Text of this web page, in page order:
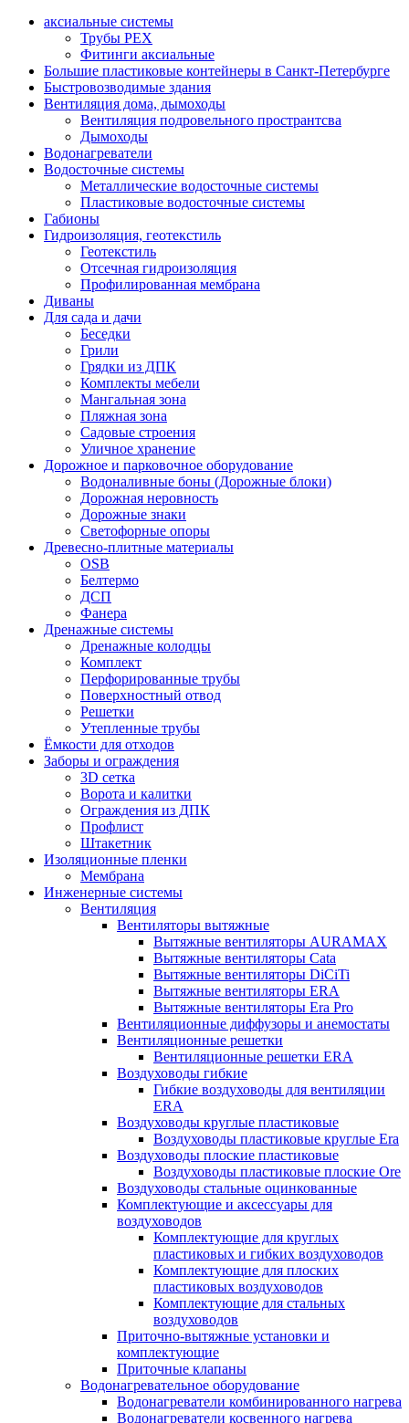
аксиальные системы
Трубы PEX
Фитинги аксиальные
Большие пластиковые контейнеры в Санкт-Петербурге
Быстровозводимые здания
Вентиляция дома, дымоходы
Вентиляция подровельного пространтсва
Дымоходы
Водонагреватели
Водосточные системы
Металлические водосточные системы
Пластиковые водосточные системы
Габионы
Гидроизоляция, геотекстиль
Геотекстиль
Отсечная гидроизоляция
Профилированная мембрана
Диваны
Для сада и дачи
Беседки
Грили
Грядки из ДПК
Комплекты мебели
Мангальная зона
Пляжная зона
Садовые строения
Уличное хранение
Дорожное и парковочное оборудование
Водоналивные боны (Дорожные блоки)
Дорожная неровность
Дорожные знаки
Светофорные опоры
Древесно-плитные материалы
OSB
Белтермо
ДСП
Фанера
Дренажные системы
Дренажные колодцы
Комплект
Перфорированные трубы
Поверхностный отвод
Решетки
Утепленные трубы
Ёмкости для отходов
Заборы и ограждения
3D сетка
Ворота и калитки
Ограждения из ДПК
Профлист
Штакетник
Изоляционные пленки
Мембрана
Инженерные системы
Вентиляция
Вентиляторы вытяжные
Вытяжные вентиляторы AURAMAX
Вытяжные вентиляторы Cata
Вытяжные вентиляторы DiCiTi
Вытяжные вентиляторы ERA
Вытяжные вентиляторы Era Pro
Вентиляционные диффузоры и анемостаты
Вентиляционные решетки
Вентиляционные решетки ERA
Воздуховоды гибкие
Гибкие воздуховоды для вентиляции
ERA
Воздуховоды круглые пластиковые
Воздуховоды пластиковые круглые Era
Воздуховоды плоские пластиковые
Воздуховоды пластиковые плоские Ore
Воздуховоды стальные оцинкованные
Комплектующие и аксессуары для
воздуховодов
Комплектующие для круглых
пластиковых и гибких воздуховодов
Комплектующие для плоских
пластиковых воздуховодов
Комплектующие для стальных
воздуховодов
Приточно-вытяжные установки и
комплектующие
Приточные клапаны
Водонагревательное оборудование
Водонагреватели комбинированного нагрева
Водонагреватели косвенного нагрева